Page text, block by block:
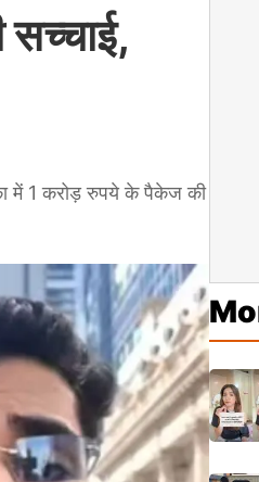
में 1 करोड़ रुपये के पैकेज की